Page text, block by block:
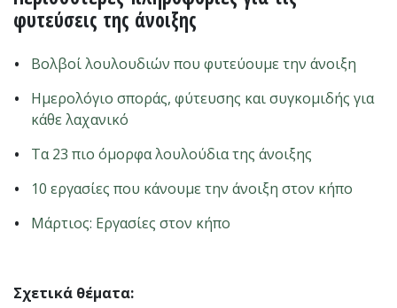
φυτεύσεις της άνοιξης
Βολβοί λουλουδιών που φυτεύουμε την άνοιξη
Ημερολόγιο σποράς, φύτευσης και συγκομιδής για
κάθε λαχανικό
Τα 23 πιο όμορφα λουλούδια της άνοιξης
10 εργασίες που κάνουμε την άνοιξη στον κήπο
Μάρτιος: Εργασίες στον κήπο
Σχετικά θέματα: